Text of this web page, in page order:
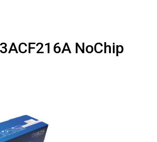
NoChip